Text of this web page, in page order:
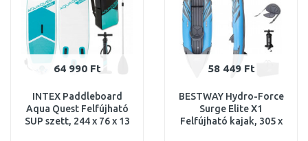
64 990 Ft
INTEX Paddleboard
Aqua Quest Felfújható
SUP szett, 244 x 76 x 13
58 449 Ft
BESTWAY Hydro-Force
Surge Elite X1
Felfújható kajak, 305 x